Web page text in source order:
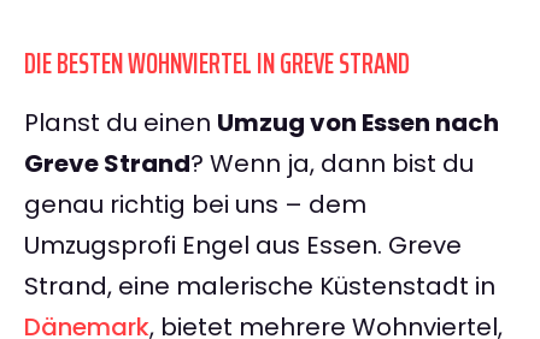
DIE BESTEN WOHNVIERTEL IN GREVE STRAND
Planst du einen Umzug von Essen nach
Greve Strand? Wenn ja, dann bist du
genau richtig bei uns – dem
Umzugsprofi Engel aus Essen. Greve
Strand, eine malerische Küstenstadt in
Dänemark, bietet mehrere Wohnviertel,